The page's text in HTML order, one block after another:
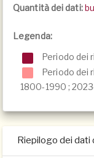
Quantità dei dati:
Legenda:
Periodo dei
Periodo dei
1800-1990 ;
Riepilogo dei dati